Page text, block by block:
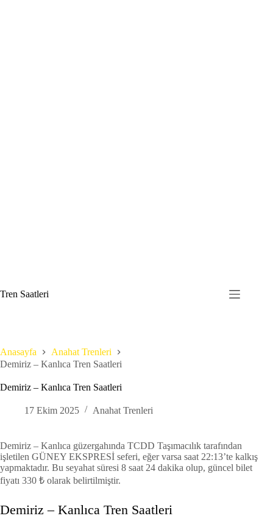
to
content
Tren Saatleri
Anasayfa
Anahat Trenleri
Demiriz – Kanlıca Tren Saatleri
Demiriz – Kanlıca Tren Saatleri
17 Ekim 2025 Anahat Trenleri
Demiriz – Kanlıca güzergahında TCDD Taşımacılık tarafından
işletilen GÜNEY EKSPRESİ seferi, eğer varsa saat 22:13’te kalkış
yapmaktadır. Bu seyahat süresi 8 saat 24 dakika olup, güncel bilet
fiyatı 330 ₺ olarak belirtilmiştir.
Demiriz – Kanlıca Tren Saatleri